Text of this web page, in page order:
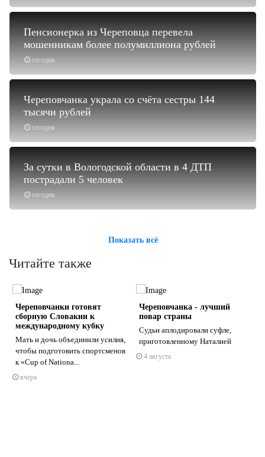
сегодня
Пенсионерка из Череповца перевела
мошенникам более полумиллиона рублей
сегодня
Череповчанка украла со счёта сестры 144
тысячи рублей
сегодня
За сутки в Вологодской области в 4 ДТП
пострадали 5 человек
Показать всё
Читайте также
Череповчанки готовят
сборную Словакии к
международному кубку
Мать и дочь объединили усилия,
чтобы подготовить спортсменов
к «Cup of Nationa...
вчера
Череповчанка - лучший
повар страны
Судьи аплодировали суфле,
приготовленному Наталией
4 августа